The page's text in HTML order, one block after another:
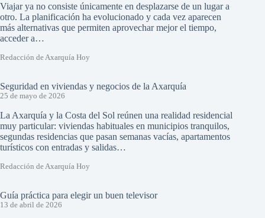
Viajar ya no consiste únicamente en desplazarse de un lugar a
otro. La planificación ha evolucionado y cada vez aparecen
más alternativas que permiten aprovechar mejor el tiempo,
acceder a…
Redacción de Axarquía Hoy
Seguridad en viviendas y negocios de la Axarquía
25 de mayo de 2026
La Axarquía y la Costa del Sol reúnen una realidad residencial
muy particular: viviendas habituales en municipios tranquilos,
segundas residencias que pasan semanas vacías, apartamentos
turísticos con entradas y salidas…
Redacción de Axarquía Hoy
Guía práctica para elegir un buen televisor
13 de abril de 2026